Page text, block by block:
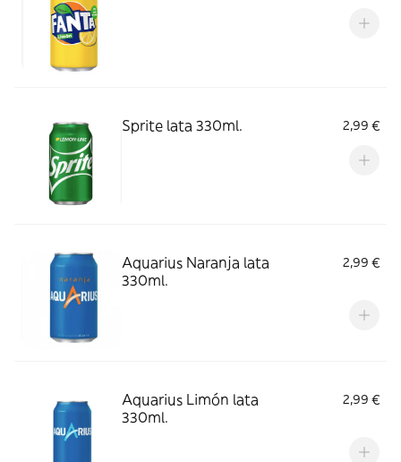
Sprite lata 330ml. 2,99 €
Aquarius Naranja lata
330ml.
2,99 €
Aquarius Limón lata
330ml.
2,99 €